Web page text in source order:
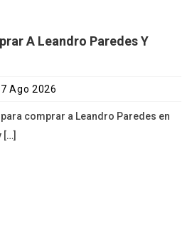
A Leandro Paredes Y
Ago 2026
comprar a Leandro Paredes en
[…]